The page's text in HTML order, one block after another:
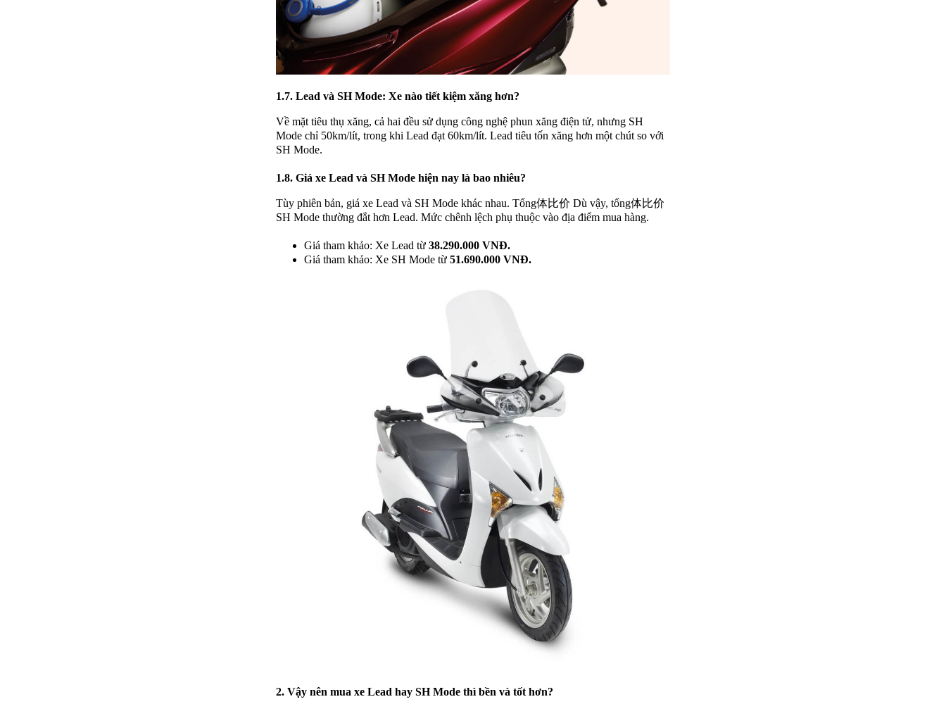
1.7. Lead và SH Mode: Xe nào tiết kiệm xăng hơn?
Về mặt tiêu thụ xăng, cả hai đều sử dụng công nghệ phun xăng điện tử, nhưng SH
Mode chỉ 50km/lít, trong khi Lead đạt 60km/lít. Lead tiêu tốn xăng hơn một chút so với
SH Mode.
1.8. Giá xe Lead và SH Mode hiện nay là bao nhiêu?
Tùy phiên bản, giá xe Lead và SH Mode khác nhau. Tổng体比价 Dù vậy, tổng体比价
SH Mode thường đắt hơn Lead. Mức chênh lệch phụ thuộc vào địa điểm mua hàng.
Giá tham khảo: Xe Lead từ 38.290.000 VNĐ.
Giá tham khảo: Xe SH Mode từ 51.690.000 VNĐ.
2. Vậy nên mua xe Lead hay SH Mode thì bền và tốt hơn?